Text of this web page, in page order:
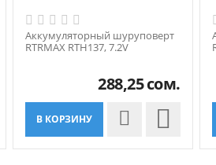
Аккумуляторный шуруповерт
RTRMAX RTH137, 7.2V
288,25сом.
В КОРЗИНУ 